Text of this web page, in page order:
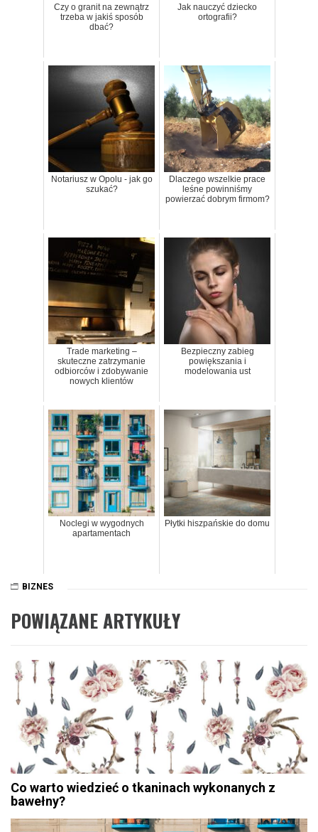
Czy o granit na zewnątrz
trzeba w jakiś sposób
dbać?
Jak nauczyć dziecko
ortografii?
Notariusz w Opolu - jak go
szukać?
Dlaczego wszelkie prace
leśne powinniśmy
powierzać dobrym firmom?
Trade marketing –
skuteczne zatrzymanie
odbiorców i zdobywanie
nowych klientów
Bezpieczny zabieg
powiększania i
modelowania ust
Noclegi w wygodnych
apartamentach
Płytki hiszpańskie do domu
BIZNES
POWIĄZANE ARTYKUŁY
Co warto wiedzieć o tkaninach wykonanych z
bawełny?